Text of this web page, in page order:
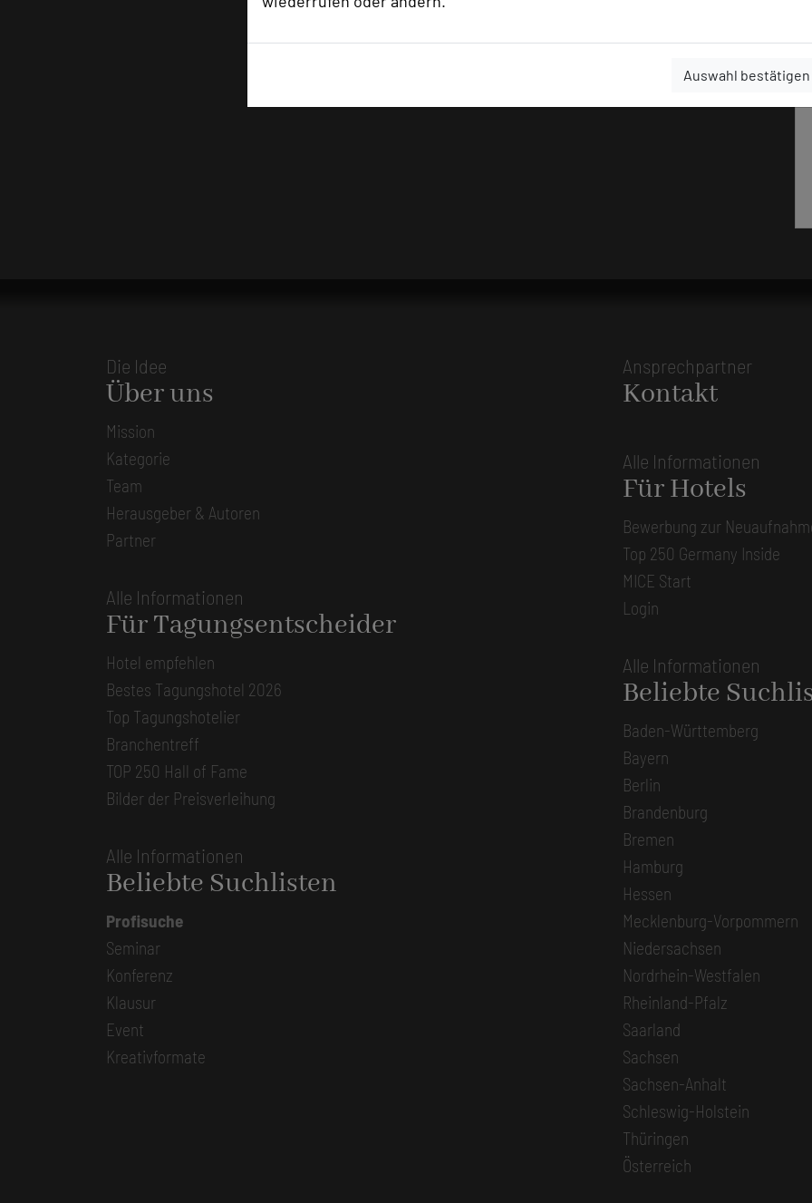
Auswahl bestätigen
Die Idee
Über uns
Mission
Kategorie
Team
Herausgeber & Autoren
Partner
Alle Informationen
Für Tagungsentscheider
Hotel empfehlen
Bestes Tagungshotel 2026
Top Tagungshotelier
Branchentreff
TOP 250 Hall of Fame
Bilder der Preisverleihung
Alle Informationen
Beliebte Suchlisten
Profisuche
Seminar
Konferenz
Klausur
Event
Kreativformate
Ansprechpartner
Kontakt
Alle Informationen
Für Hotels
Bewerbung zur
Top 250 Germany Inside
MICE Start
Login
Alle Informationen
Beliebte
Baden-Württemberg
Bayern
Berlin
Brandenburg
Bremen
Hamburg
Hessen
Mecklenburg-Vorpommern
Niedersachsen
Nordrhein-Westfalen
Rheinland-Pfalz
Saarland
Sachsen
Sachsen-Anhalt
Schleswig-Holstein
Thüringen
Österreich